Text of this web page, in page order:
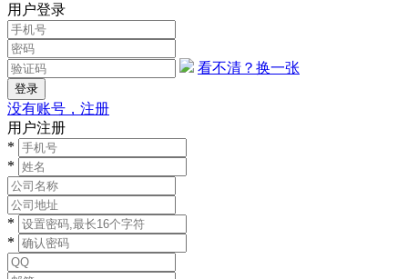
用户登录
看不清？换一张
没有账号，注册
用户注册
*
*
*
*